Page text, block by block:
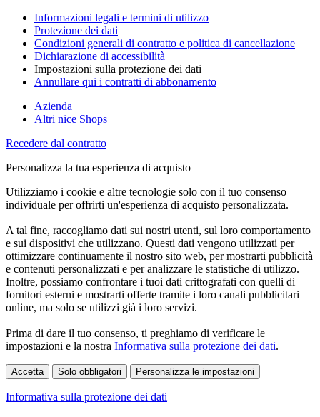
Informazioni legali e termini di utilizzo
Protezione dei dati
Condizioni generali di contratto e politica di cancellazione
Dichiarazione di accessibilità
Impostazioni sulla protezione dei dati
Annullare qui i contratti di abbonamento
Azienda
Altri nice Shops
Recedere dal contratto
Personalizza la tua esperienza di acquisto
Utilizziamo i cookie e altre tecnologie solo con il tuo consenso
individuale per offrirti un'esperienza di acquisto personalizzata.
A tal fine, raccogliamo dati sui nostri utenti, sul loro comportamento
e sui dispositivi che utilizzano. Questi dati vengono utilizzati per
ottimizzare continuamente il nostro sito web, per mostrarti pubblicità
e contenuti personalizzati e per analizzare le statistiche di utilizzo.
Inoltre, possiamo confrontare i tuoi dati crittografati con quelli di
fornitori esterni e mostrarti offerte tramite i loro canali pubblicitari
online, ma solo se utilizzi già i loro servizi.
Prima di dare il tuo consenso, ti preghiamo di verificare le
impostazioni e la nostra Informativa sulla protezione dei dati.
Accetta Solo obbligatori Personalizza le impostazioni
Informativa sulla protezione dei dati